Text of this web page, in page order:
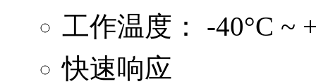
工作温度： -40°C ~
快速响应